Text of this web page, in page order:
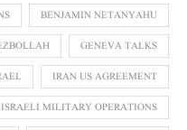
BENJAMIN NETANYAHU
GENEVA TALKS
IRAN US AGREEMENT
ISRAELI MILITARY OPERATIONS